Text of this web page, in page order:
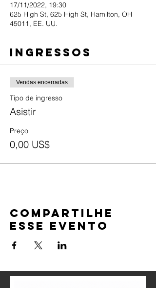
17/11/2022, 19:30
625 High St, 625 High St, Hamilton, OH
45011, EE. UU.
Ingressos
Vendas encerradas
Tipo de ingresso
Asistir
Preço
0,00 US$
Compartilhe
esse evento